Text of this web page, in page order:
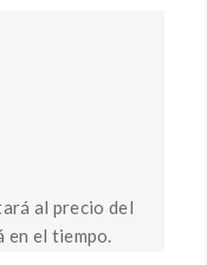
al precio del
en el tiempo.